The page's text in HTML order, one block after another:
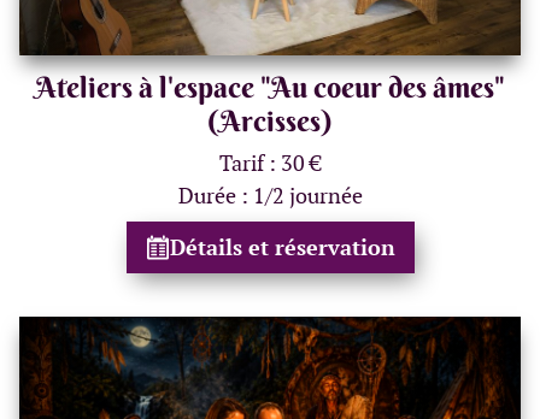
Ateliers à l'espace "Au coeur des âmes"
(Arcisses)
Tarif : 30 €
Durée : 1/2 journée
Détails et réservation